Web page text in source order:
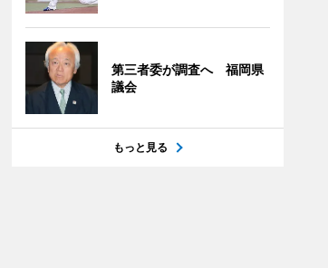
第三者委が調査へ 福岡県
議会
もっと見る